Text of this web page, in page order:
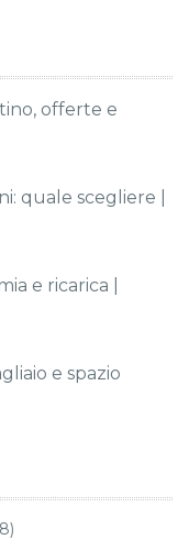
offerte e
quale scegliere |
e ricarica |
e spazio